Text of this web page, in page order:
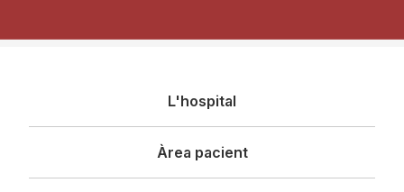
principal
L'hospital
Àrea pacient